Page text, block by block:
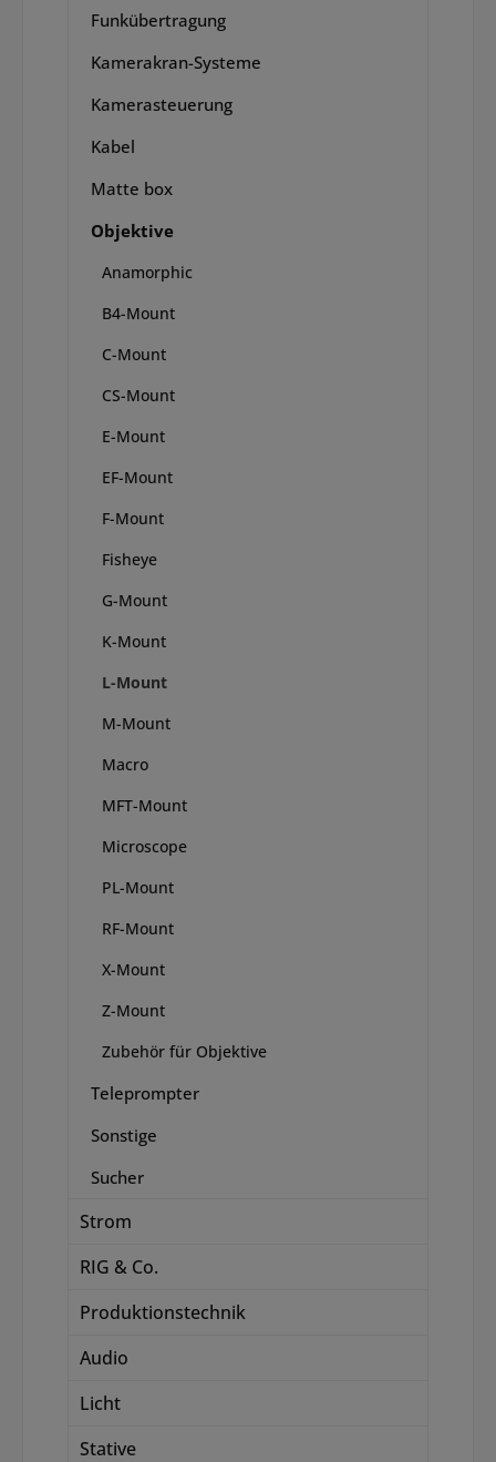
Funkübertragung
Kamerakran-Systeme
Kamerasteuerung
Kabel
Matte box
Objektive
Anamorphic
B4-Mount
C-Mount
CS-Mount
E-Mount
EF-Mount
F-Mount
Fisheye
G-Mount
K-Mount
L-Mount
M-Mount
Macro
MFT-Mount
Microscope
PL-Mount
RF-Mount
X-Mount
Z-Mount
Zubehör für Objektive
Teleprompter
Sonstige
Sucher
Strom
RIG & Co.
Produktionstechnik
Audio
Licht
Stative